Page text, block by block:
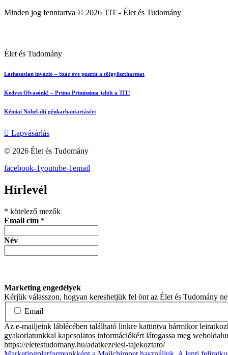
Minden jog fenntartva © 2026 TIT - Élet és Tudomány
Élet és Tudomány
Láthatatlan invázió – Száz éve pusztít a tölgylisztharmat
Kedves Olvasónk! – Prima Primissima jelölt a TIT!
Kémiai Nobel-díj génkarbantartásért
Lapvásárlás
© 2026 Élet és Tudomány
facebook-1youtube-1email
Hírlevél
* kötelező mezők
Email cím *
Név
Marketing engedélyek
Kérjük válasszon, hogyan kereshetjük fel önt az Élet és Tudomány
Email
Az e-mailjeink láblécében található linkre kattintva bármikor
gyakorlatunkkal kapcsolatos információkért látogassa meg
https://eletestudomany.hu/adatkezelesi-tajekoztato/